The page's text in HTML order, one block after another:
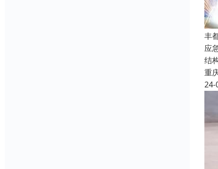
丰
应
结
重
24-